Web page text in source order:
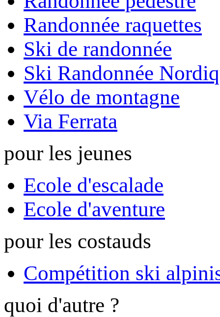
Randonnée raquettes
Ski de randonnée
Ski Randonnée
Vélo de montagne
Via Ferrata
pour les jeunes
Ecole d'escalade
Ecole d'aventure
pour les costauds
Compétition ski
quoi d'autre ?